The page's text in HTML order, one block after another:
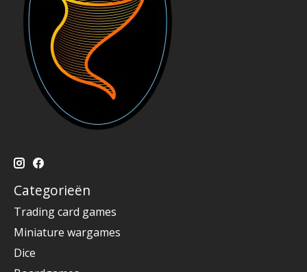
Categorieën
Trading card games
Miniature wargames
Dice